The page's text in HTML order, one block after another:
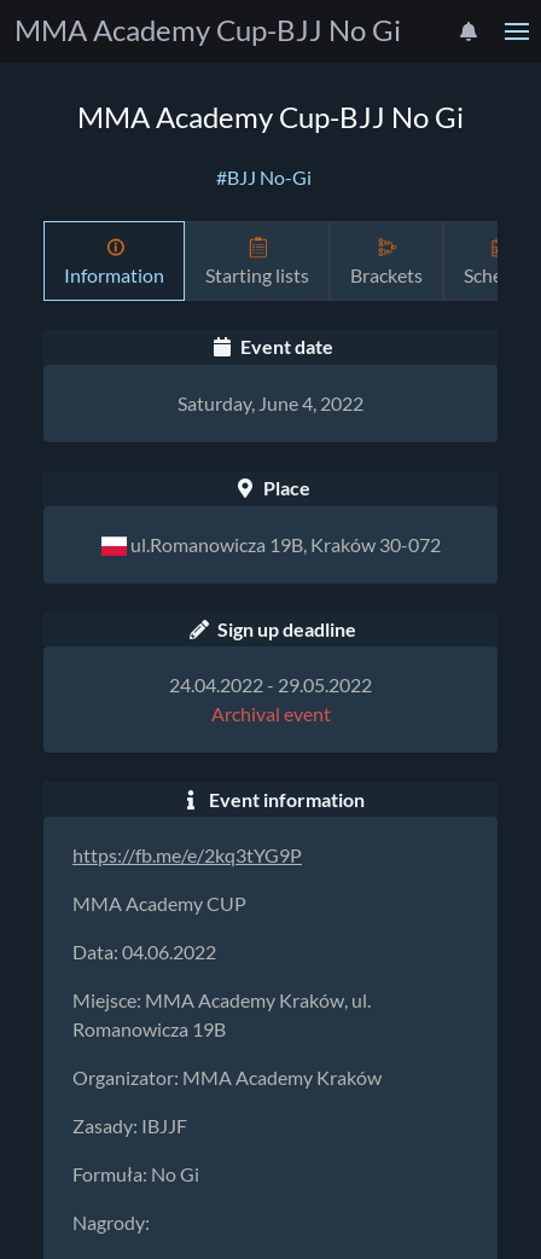
MMA Academy Cup-BJJ No Gi
MMA Academy Cup-BJJ No Gi
#BJJ No-Gi
Information Starting lists Brackets Schedule
Event date
Saturday, June 4, 2022
Place
ul.Romanowicza 19B, Kraków 30-072
Sign up deadline
24.04.2022 - 29.05.2022
Archival event
Event information
https://fb.me/e/2kq3tYG9P
MMA Academy CUP
Data: 04.06.2022
Miejsce: MMA Academy Kraków, ul.
Romanowicza 19B
Organizator: MMA Academy Kraków
Zasady: IBJJF
Formuła: No Gi
Nagrody: